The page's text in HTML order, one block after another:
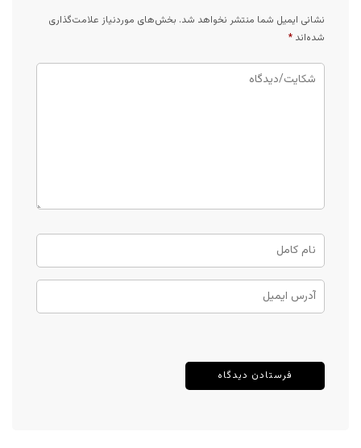
نشانی ایمیل شما منتشر نخواهد شد. بخش‌های موردنیاز علامت‌گذاری
شده‌اند *